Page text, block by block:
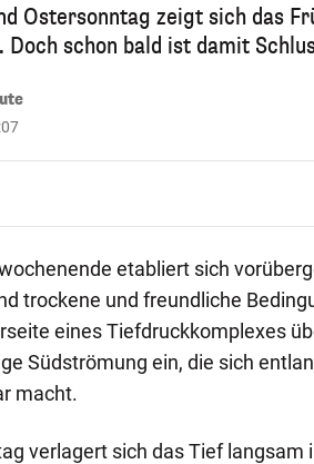
Ostersonntag zeigt sich das
schon bald ist damit
etabliert sich
trockene und freundliche
eines Tiefdruckkomplexes
Südströmung ein, die sich
macht.
verlagert sich das Tief langsam